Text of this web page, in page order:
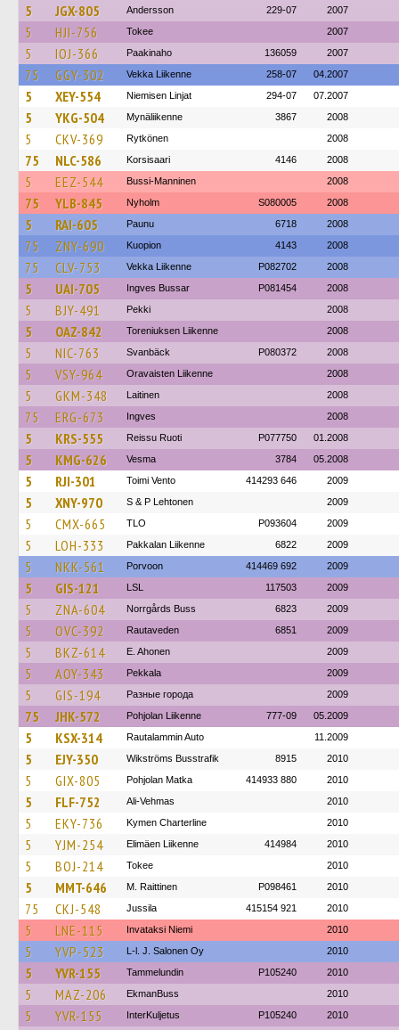
5 JGX-805 Andersson 229-07 2007
5 HJI-756 Tokee 2007
5 IOJ-366 Paakinaho 136059 2007
75 GGY-302 Vekka Liikenne 258-07 04.2007
5 XEY-554 Niemisen Linjat 294-07 07.2007
5 YKG-504 Mynäliikenne 3867 2008
5 CKV-369 Rytkönen 2008
75 NLC-586 Korsisaari 4146 2008
5 EEZ-544 Bussi-Manninen 2008
75 YLB-845 Nyholm S080005 2008
5 RAI-605 Paunu 6718 2008
75 ZNY-690 Kuopion 4143 2008
75 CLV-753 Vekka Liikenne P082702 2008
5 UAI-705 Ingves Bussar P081454 2008
5 BJY-491 Pekki 2008
5 OAZ-842 Toreniuksen Liikenne 2008
5 NIC-763 Svanbäck P080372 2008
5 VSY-964 Oravaisten Liikenne 2008
5 GKM-348 Laitinen 2008
75 ERG-673 Ingves 2008
5 KRS-555 Reissu Ruoti P077750 01.2008
5 KMG-626 Vesma 3784 05.2008
5 RJI-301 Toimi Vento 414293 646 2009
5 XNY-970 S & P Lehtonen 2009
5 CMX-665 TLO P093604 2009
5 LOH-333 Pakkalan Liikenne 6822 2009
5 NKK-561 Porvoon 414469 692 2009
5 GIS-121 LSL 117503 2009
5 ZNA-604 Norrgårds Buss 6823 2009
5 OVC-392 Rautaveden 6851 2009
5 BKZ-614 E. Ahonen 2009
5 AOY-343 Pekkala 2009
5 GIS-194 Разные города 2009
75 JHK-572 Pohjolan Liikenne 777-09 05.2009
5 KSX-314 Rautalammin Auto 11.2009
5 EJY-350 Wikströms Busstrafik 8915 2010
5 GIX-805 Pohjolan Matka 414933 880 2010
5 FLF-752 Ali-Vehmas 2010
5 EKY-736 Kymen Charterline 2010
5 YJM-254 Elimäen Liikenne 414984 2010
5 BOJ-214 Tokee 2010
5 MMT-646 M. Raittinen P098461 2010
75 CKJ-548 Jussila 415154 921 2010
5 LNE-115 Invataksi Niemi 2010
5 YVP-523 L-l. J. Salonen Oy 2010
5 YVR-155 Tammelundin P105240 2010
5 MAZ-206 EkmanBuss 2010
5 YVR-155 InterKuljetus P105240 2010